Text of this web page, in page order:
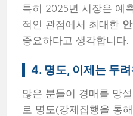
특히 2025년 시장은 예
적인 관점에서 최대한
중요하다고 생각합니다.
4. 명도, 이제는 두
많은 분들이 경매를 망
로 명도(강제집행을 통